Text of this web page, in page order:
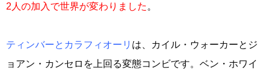
2人の加入で世界が変わりました 。
ティンバーとカラフィオーリ は、カイル・ウォーカーとジ
ョアン・カンセロを上回る変態コンビです。ベン・ホワイ